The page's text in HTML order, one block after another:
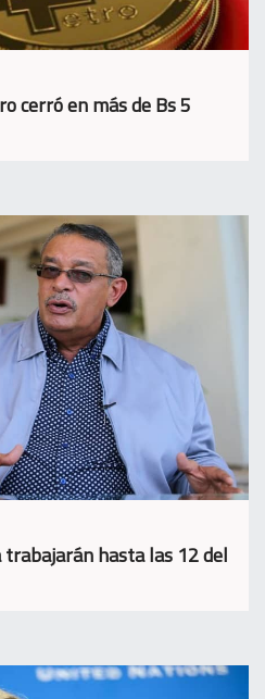
cerró en más de Bs 5
trabajarán hasta las 12 del